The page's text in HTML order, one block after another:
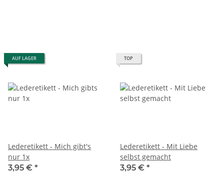
AUF LAGER
Lederetikett - Mich gibt's
nur 1x
3,95 € *
TOP
Lederetikett - Mit Liebe
selbst gemacht
3,95 € *